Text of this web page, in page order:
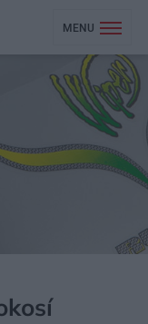
MENU